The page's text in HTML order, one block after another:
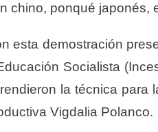
chino, ponqué japonés,
esta demostración
Socialista
la técnica para
Vigdalia Polanco.